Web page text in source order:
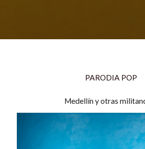
PARODIA POP
Medellín y otras